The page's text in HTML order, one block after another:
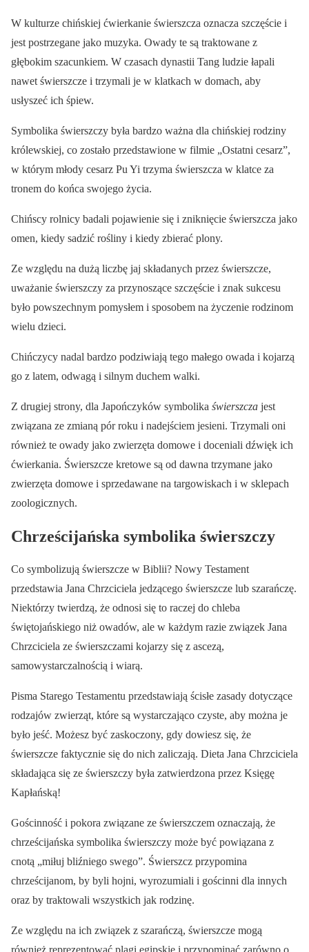
W kulturze chińskiej ćwierkanie świerszcza oznacza szczęście i
jest postrzegane jako muzyka. Owady te są traktowane z
głębokim szacunkiem. W czasach dynastii Tang ludzie łapali
nawet świerszcze i trzymali je w klatkach w domach, aby
usłyszeć ich śpiew.
Symbolika świerszczy była bardzo ważna dla chińskiej rodziny
królewskiej, co zostało przedstawione w filmie „Ostatni cesarz”,
w którym młody cesarz Pu Yi trzyma świerszcza w klatce za
tronem do końca swojego życia.
Chińscy rolnicy badali pojawienie się i zniknięcie świerszcza jako
omen, kiedy sadzić rośliny i kiedy zbierać plony.
Ze względu na dużą liczbę jaj składanych przez świerszcze,
uważanie świerszczy za przynoszące szczęście i znak sukcesu
było powszechnym pomysłem i sposobem na życzenie rodzinom
wielu dzieci.
Chińczycy nadal bardzo podziwiają tego małego owada i kojarzą
go z latem, odwagą i silnym duchem walki.
Z drugiej strony, dla Japończyków symbolika świerszcza jest
związana ze zmianą pór roku i nadejściem jesieni. Trzymali oni
również te owady jako zwierzęta domowe i doceniali dźwięk ich
ćwierkania. Świerszcze kretowe są od dawna trzymane jako
zwierzęta domowe i sprzedawane na targowiskach i w sklepach
zoologicznych.
Chrześcijańska symbolika świerszczy
Co symbolizują świerszcze w Biblii? Nowy Testament
przedstawia Jana Chrzciciela jedzącego świerszcze lub szarańczę.
Niektórzy twierdzą, że odnosi się to raczej do chleba
świętojańskiego niż owadów, ale w każdym razie związek Jana
Chrzciciela ze świerszczami kojarzy się z ascezą,
samowystarczalnością i wiarą.
Pisma Starego Testamentu przedstawiają ścisłe zasady dotyczące
rodzajów zwierząt, które są wystarczająco czyste, aby można je
było jeść. Możesz być zaskoczony, gdy dowiesz się, że
świerszcze faktycznie się do nich zaliczają. Dieta Jana Chrzciciela
składająca się ze świerszczy była zatwierdzona przez Księgę
Kapłańską!
Gościnność i pokora związane ze świerszczem oznaczają, że
chrześcijańska symbolika świerszczy może być powiązana z
cnotą „miłuj bliźniego swego”. Świerszcz przypomina
chrześcijanom, by byli hojni, wyrozumiali i gościnni dla innych
oraz by traktowali wszystkich jak rodzinę.
Ze względu na ich związek z szarańczą, świerszcze mogą
również reprezentować plagi egipskie i przypominać zarówno o